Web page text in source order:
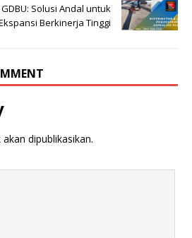
Solusi Andal untuk
Berkinerja Tinggi
dipublikasikan.